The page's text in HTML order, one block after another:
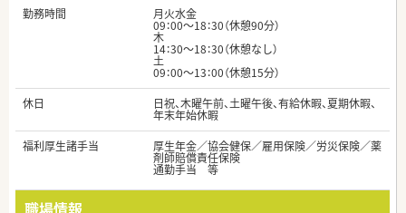
勤務時間
月火水金
09：00～18：30（休憩90分）
木
14：30～18：30（休憩なし）
土
09：00～13：00（休憩15分）
休日
日祝、木曜午前、土曜午後、有給休暇、夏期休暇、
年末年始休暇
福利厚生諸手当
厚生年金／協会健保／雇用保険／労災保険／薬
剤師賠償責任保険
通勤手当 等
職場情報